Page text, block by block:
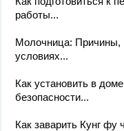
работы...
Молочница: Причины,
условиях...
Как установить в
безопасности...
Как заварить Кунг фу